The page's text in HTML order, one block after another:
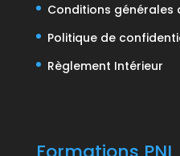
Conditions générales
Politique de
Règlement Intérieur